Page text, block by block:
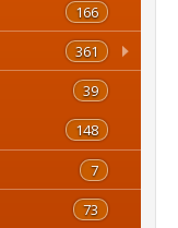
166
361
39
148
7
73